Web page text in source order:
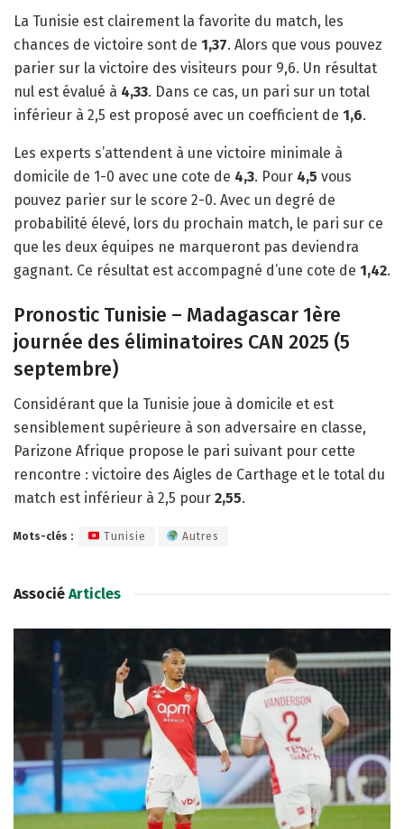
La Tunisie est clairement la favorite du match, les
chances de victoire sont de 1,37. Alors que vous pouvez
parier sur la victoire des visiteurs pour 9,6. Un résultat
nul est évalué à 4,33. Dans ce cas, un pari sur un total
inférieur à 2,5 est proposé avec un coefficient de 1,6.
Les experts s’attendent à une victoire minimale à
domicile de 1-0 avec une cote de 4,3. Pour 4,5 vous
pouvez parier sur le score 2-0. Avec un degré de
probabilité élevé, lors du prochain match, le pari sur ce
que les deux équipes ne marqueront pas deviendra
gagnant. Ce résultat est accompagné d’une cote de 1,42.
Pronostic Tunisie – Madagascar 1ère
journée des éliminatoires CAN 2025 (5
septembre)
Considérant que la Tunisie joue à domicile et est
sensiblement supérieure à son adversaire en classe,
Parizone Afrique propose le pari suivant pour cette
rencontre : victoire des Aigles de Carthage et le total du
match est inférieur à 2,5 pour 2,55.
Mots-clés : Tunisie Autres
Associé Articles